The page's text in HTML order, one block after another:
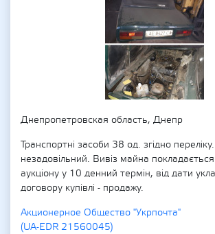
Днепропетровская область, Днепр
Транспортні засоби 38 од. згідно
незадовільний. Вивіз майна
аукціону у 10 денний термін, від дати
договору купівлі - продажу.
Акционерное Общество "Укрпочта"
(UA-EDR 21560045)